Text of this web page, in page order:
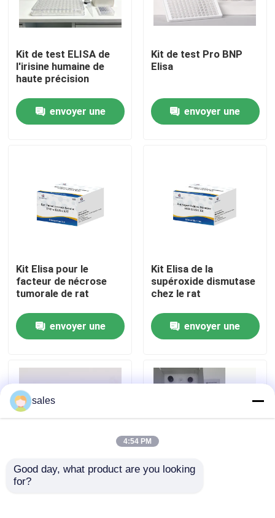
Produits
Visite de l'usine
Contrôle qualité
Nouvelles
VR Show
Kit de test ELISA de
l'irisine humaine de
haute précision
envoyer une
Kit de test Pro BNP
Elisa
envoyer une
Kit Elisa pour le
facteur de nécrose
tumorale de rat
envoyer une
Kit Elisa de la
supéroxide dismutase
chez le rat
envoyer une
Brucella IgM humain
sales
4:54 PM
Good day, what product are you looking
for?